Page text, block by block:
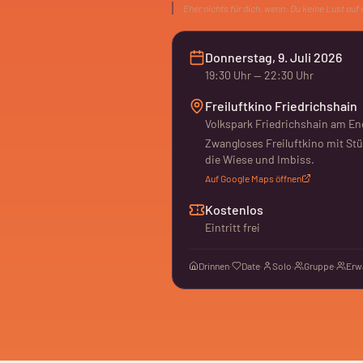
Eher nichts für dich, wenn: Du keine Lust auf
Donnerstag, 9. Juli 2026
19:30 Uhr— 22:30 Uhr
Freiluftkino Friedrichshain
Volkspark Friedrichshain am
Zwangloses Freiluftkino mit
die Wiese und Imbiss.
Auf Google Maps öffnen
Kostenlos
Eintritt frei
Drinnen· Date· Solo· Gruppe·